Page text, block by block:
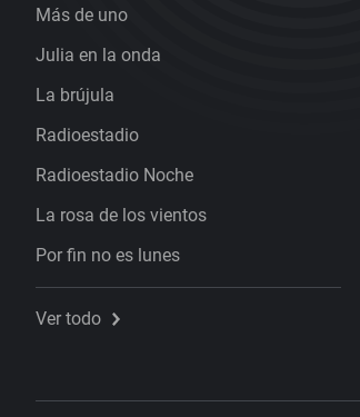
Más de uno
Julia en la onda
La brújula
Radioestadio
Radioestadio Noche
La rosa de los vientos
Por fin no es lunes
Ver todo